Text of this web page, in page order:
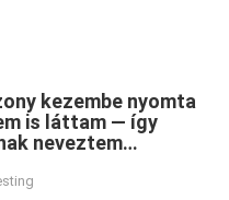
kezembe nyomta
is láttam — így
neveztem…